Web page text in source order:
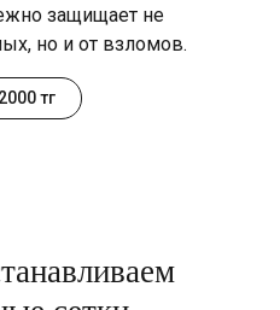
защищает не
но и от взломов.
тг